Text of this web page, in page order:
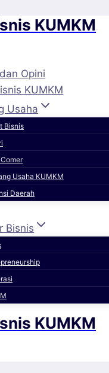
KUMKM
Opini
KUMKM
Usaha
Bisnis
Usaha KUMKM
Daerah
Bisnis
KUMKM